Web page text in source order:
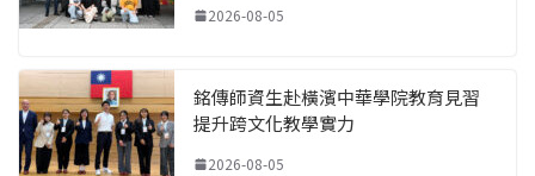
2026-08-05
銘傳師資生赴橫濱中華學院教育見習
提升跨文化教學實力
2026-08-05